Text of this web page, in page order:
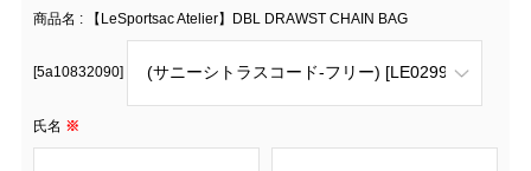
商品名 : 【LeSportsac Atelier】DBL DRAWST CHAIN BAG
[5a10832090]
氏名 ※